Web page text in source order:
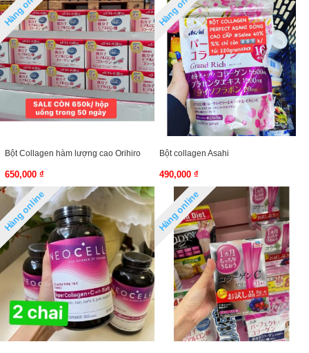
Bột Collagen hàm lượng cao Orihiro
650,000 ₫
Bột collagen Asahi
490,000 ₫
Hàng online Hàng online